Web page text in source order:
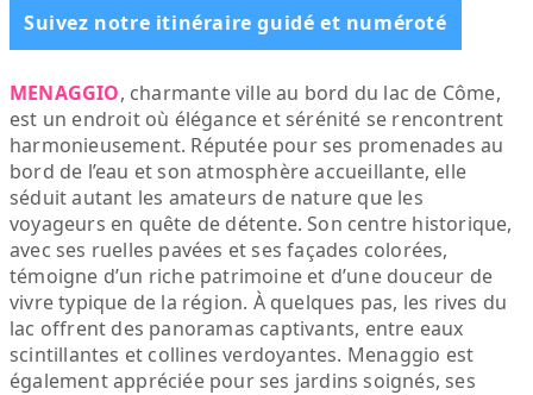
Suivez notre itinéraire guidé et numéroté
MENAGGIO, charmante ville au bord du lac de Côme,
est un endroit où élégance et sérénité se rencontrent
harmonieusement. Réputée pour ses promenades au
bord de l’eau et son atmosphère accueillante, elle
séduit autant les amateurs de nature que les
voyageurs en quête de détente. Son centre historique,
avec ses ruelles pavées et ses façades colorées,
témoigne d’un riche patrimoine et d’une douceur de
vivre typique de la région. À quelques pas, les rives du
lac offrent des panoramas captivants, entre eaux
scintillantes et collines verdoyantes. Menaggio est
également appréciée pour ses jardins soignés, ses